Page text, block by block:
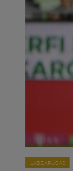
LABDARÚGÁS